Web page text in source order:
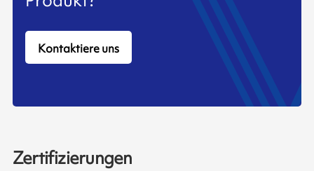
Kontaktiere uns
Zertifizierungen